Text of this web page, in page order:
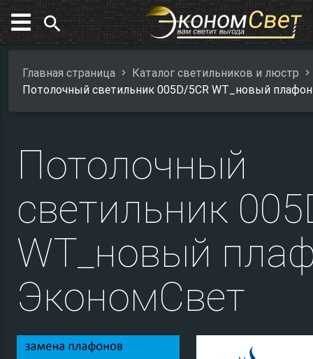
search
Главная страница
Каталог светильников и люстр
Потолочный светильник 005D/5CR WT_новый
Потолочный
светильник
WT_новый
ЭкономСвет